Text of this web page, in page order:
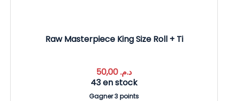
Raw Masterpiece King Size Roll + Ti
د.م.
43 en stock
Gagner 3 points